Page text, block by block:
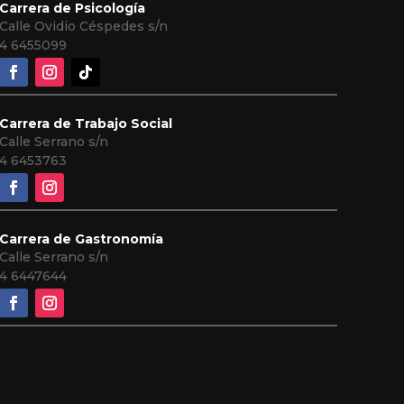
Carrera de Psicología
Calle Ovidio Céspedes s/n
4 6455099
Carrera de Trabajo Social
Calle Serrano s/n
4 6453763
Carrera de Gastronomía
Calle Serrano s/n
4 6447644